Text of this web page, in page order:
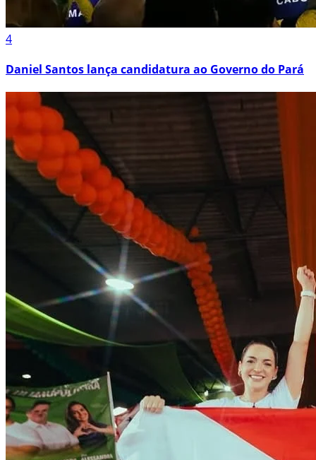
4
Daniel Santos lança candidatura ao Governo do Pará